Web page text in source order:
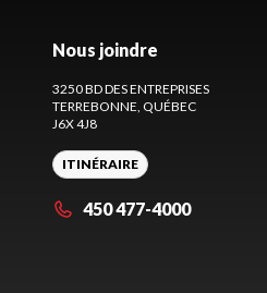
Nous joindre
3250 BD DES ENTREPRISES
TERREBONNE, QUÉBEC
J6X 4J8
ITINÉRAIRE
450 477-4000